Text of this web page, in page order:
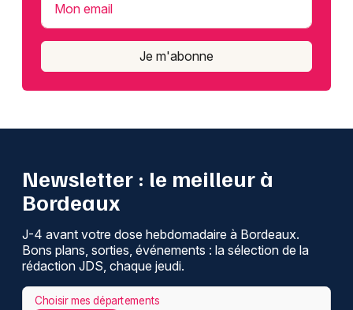
Mon email
Je m'abonne
Newsletter : le meilleur à
Bordeaux
J-4 avant votre dose hebdomadaire à Bordeaux.
Bons plans, sorties, événements : la sélection de la
rédaction JDS, chaque jeudi.
Choisir mes départements